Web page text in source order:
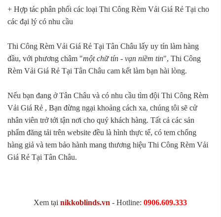
+ Hợp tác phân phối các loại Thi Công Rèm Vải Giá Rẻ Tại cho
các đại lý có nhu cầu
Thi Công Rèm Vải Giá Rẻ Tại Tân Châu lấy uy tín làm hàng
đầu, với phương châm "một chữ tín - vạn niềm tin", Thi Công
Rèm Vải Giá Rẻ Tại Tân Châu cam kết làm bạn hài lòng.
Nếu bạn đang ở Tân Châu và có nhu cầu tìm đội Thi Công Rèm
Vải Giá Rẻ , Bạn đừng ngại khoảng cách xa, chúng tôi sẽ cử
nhân viên trở tới tận nơi cho quý khách hàng. Tất cả các sản
phẩm đăng tải trên website đều là hình thực tế, có tem chống
hàng giả và tem bảo hành mang thương hiệu Thi Công Rèm Vải
Giá Rẻ Tại Tân Châu.
Xem tại nikkoblinds.vn - Hotline: 0906.609.333